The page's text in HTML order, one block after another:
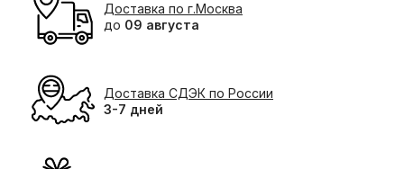
Доставка по г.Москва
до 09 августа
Доставка СДЭК по России
3-7 дней